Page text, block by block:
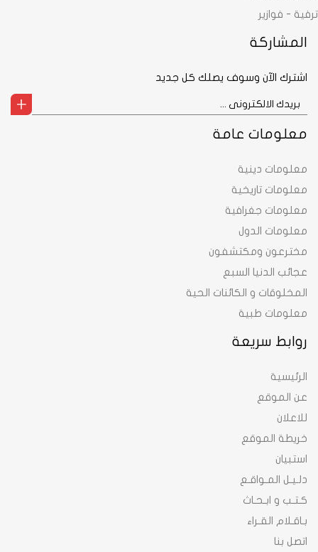
روابط سريعة
الرئيسية
عن الموقع
للاعلان
خريطة الموقع
استبيان
دلـيـل المـواقـع
كـتـب و ابـحـاث
بـاقـلام القـراء
اتصل بنا
معلومات عامة
معلومات دينية
معلومات تاريخية
معلومات جغرافية
معلومات الدول
مخترعون ومكتشفون
عجائب الدنيا السبع
المخلوقات و الكائنات الحية
معلومات طبية
ترفية - فوازير
المشاركة
اشترك الآن وسوف يصلك كل جديد